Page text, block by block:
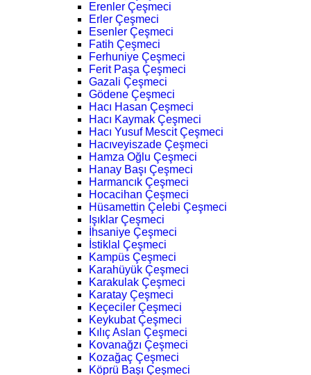
Erenler Çeşmeci
Erler Çeşmeci
Esenler Çeşmeci
Fatih Çeşmeci
Ferhuniye Çeşmeci
Ferit Paşa Çeşmeci
Gazali Çeşmeci
Gödene Çeşmeci
Hacı Hasan Çeşmeci
Hacı Kaymak Çeşmeci
Hacı Yusuf Mescit Çeşmeci
Hacıveyiszade Çeşmeci
Hamza Oğlu Çeşmeci
Hanay Başı Çeşmeci
Harmancık Çeşmeci
Hocacihan Çeşmeci
Hüsamettin Çelebi Çeşmeci
Işıklar Çeşmeci
İhsaniye Çeşmeci
İstiklal Çeşmeci
Kampüs Çeşmeci
Karahüyük Çeşmeci
Karakulak Çeşmeci
Karatay Çeşmeci
Keçeciler Çeşmeci
Keykubat Çeşmeci
Kılıç Aslan Çeşmeci
Kovanağzı Çeşmeci
Kozağaç Çeşmeci
Köprü Başı Çeşmeci